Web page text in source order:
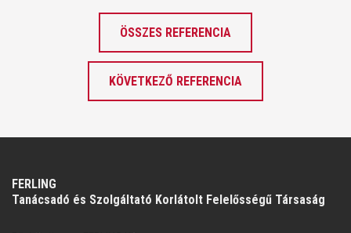
ÖSSZES REFERENCIA
KÖVETKEZŐ REFERENCIA
FERLING
Tanácsadó és Szolgáltató Korlátolt Felelősségű Társaság